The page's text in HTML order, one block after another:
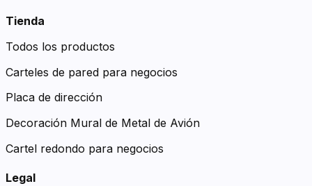
Tienda
Todos los productos
Carteles de pared para negocios
Placa de dirección
Decoración Mural de Metal de Avión
Cartel redondo para negocios
Legal